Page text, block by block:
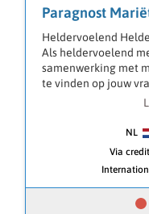
Paragnost
Heldervoelend
Als heldervoelend
samenwerking met
te vinden op jouw
Je kunt bij mij
⭐ Persoonlijke
⭐ Familie & kinderen
NL
Via